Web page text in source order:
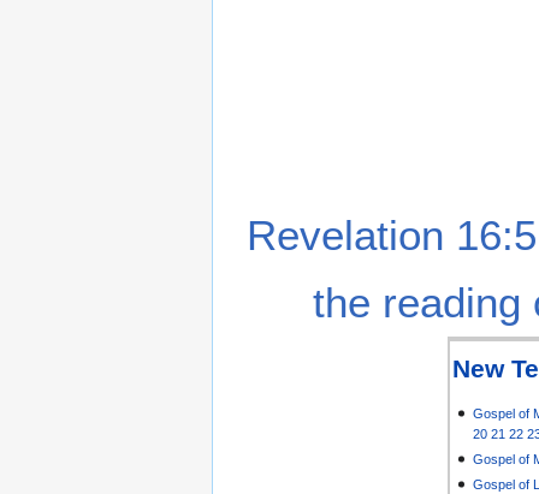
Revelation
the reading
New
Gospel of
20 21 22
Gospel of
Gospel of